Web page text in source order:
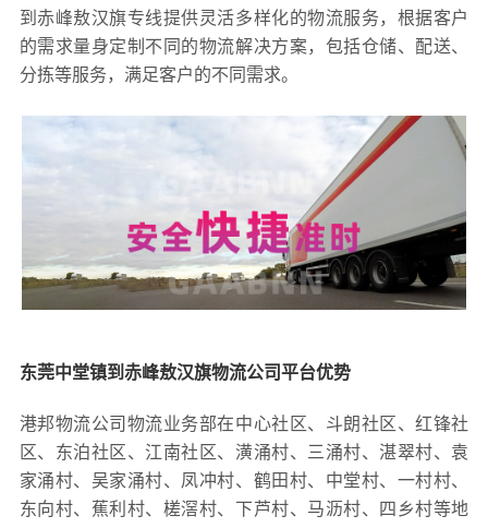
到赤峰敖汉旗专线提供灵活多样化的物流服务，根据客户
的需求量身定制不同的物流解决方案，包括仓储、配送、
分拣等服务，满足客户的不同需求。
东莞中堂镇到赤峰敖汉旗物流公司平台优势
港邦物流公司物流业务部在中心社区、斗朗社区、红锋社
区、东泊社区、江南社区、潢涌村、三涌村、湛翠村、袁
家涌村、吴家涌村、凤冲村、鹤田村、中堂村、一村村、
东向村、蕉利村、槎滘村、下芦村、马沥村、四乡村等地